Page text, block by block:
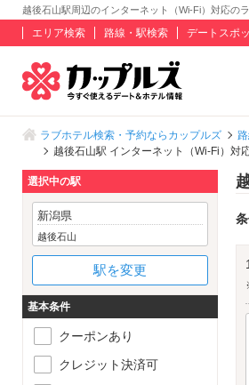
越後石山駅周辺のインターネット（Wi-Fi）対応の
エリア検索 路線・駅検索 デートスポ
ラブホテル検索・予約ならカップルズ
越後石山駅 インターネット（Wi-Fi）対
条
選択中の駅
新潟県
越後石山
駅を変更
基本条件
クーポンあり
クレジット決済可